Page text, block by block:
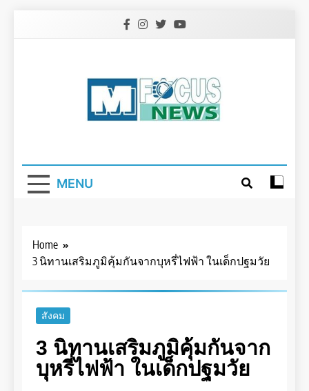
MENU
Home
3 นิทานเสริมภูมิคุ้มกันจากบุหรี่ไฟฟ้า ในเด็กปฐมวัย
สังคม
3 นิทานเสริมภูมิคุ้มกันจาก
บุหรี่ไฟฟ้า ในเด็กปฐมวัย